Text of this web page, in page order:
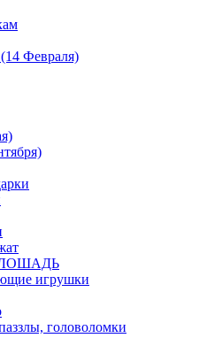
Февраля)
ЛОШАДЬ
игрушки
головоломки